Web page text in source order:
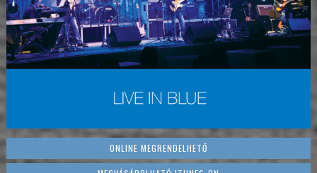
ONLINE MEGRENDELHETŐ